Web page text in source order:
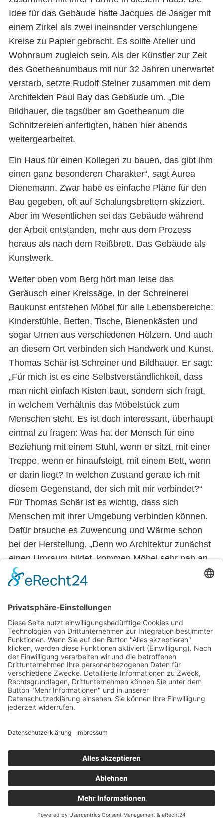
Idee für das Gebäude hatte Jacques de Jaager mit
einem Zirkel als zwei ineinander verschlungene
Kreise zu Papier gebracht. Es sollte Atelier und
Wohnraum zugleich sein. Als der Künstler zur Zeit
des Goetheanumbaus mit nur 32 Jahren unerwartet
verstarb, setzte Rudolf Steiner zusammen mit dem
Architekten Paul Bay das Gebäude um. „Die
Bildhauer, die tagsüber am Goetheanum die
Schnitzereien anfertigten, haben hier abends
weitergearbeitet.
Ein Haus für einen Kollegen zu bauen, das gibt ihm
einen ganz besonderen Charakter“, sagt Aurea
Dienemann. Zwar habe es einfache Pläne für den
Bau gegeben, oft auf Schalungsbrettern skizziert.
Aber im Wesentlichen sei das Gebäude während
der Arbeit entstanden, mehr aus dem Prozess
heraus als nach dem Reißbrett. Das Gebäude als
Kunstwerk.
Weiter oben vom Berg hört man leise das
Geräusch einer Kreissäge. In der Schreinerei
Baukunst entstehen Möbel für alle Lebensbereiche:
Kinderstühle, Betten, Tische, Bienenkästen und
sogar Urnen aus verschiedenen Hölzern. Und auch
an diesem Ort verbinden sich Handwerk und Kunst.
Thomas Schär ist Schreiner und Bildhauer. Er sagt:
„Für mich ist es eine Selbstverständlichkeit, dass
man nicht einfach Kisten baut, sondern sich fragt,
in welchem Verhältnis das Möbelstück zum
Menschen steht. Es ist doch interessant, überhaupt
einmal zu fragen: Was hat der Mensch für eine
Beziehung mit einem Stuhl, wenn er sitzt, mit einer
Treppe, wenn er hinaufsteigt, mit einem Bett, wenn
er darin liegt? In welchen Zustand gerate ich mit
diesem Gegenstand, der sich mit mir verbindet?“
Für Thomas Schär ist es wichtig, dass sich
Menschen mit ihrer Umgebung verbinden können.
Dafür brauche es Zuwendung und Wärme schon
bei der Herstellung. „Denn wo Architektur zunächst
einen Umraum bildet, kommen Möbel sehr nah an
uns heran.
Normen hinterfragen
Der Tastsinn hat hier eine besondere Bedeutung,
und das muss ich als Möbelbauer beherzigen“, sagt
Schär. Für Kindergärten und Schulen fertigt die
Schreinerei Baukunst Tische und Stühle. Diese
wachsen nicht nur äußerlich mit den Kindern mit,
die Jüngsten runde Formen, die weich, freundlich
und behütend wirken. Die größeren Stühle sind
klarer gestaltet, kantiger. Sie sind für ältere Kinder
gefertigt, die beginnen, ihre analytischen